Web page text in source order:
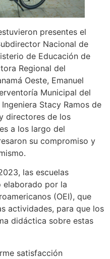
presentes el
Nacional de
de Educación de
Regional del
Oeste, Emanuel
Municipal del
Stacy Ramos de
directores de los
a los largo del
su compromiso y
las escuelas
elaborado por la
(OEI), que
actividades, para que los
didáctica sobre estas
satisfacción